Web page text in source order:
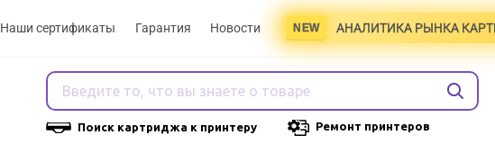
Наши сертификаты Гарантия Новости АНАЛИТИКА РЫНКА
Поиск картриджа к принтеру Ремонт принтеров